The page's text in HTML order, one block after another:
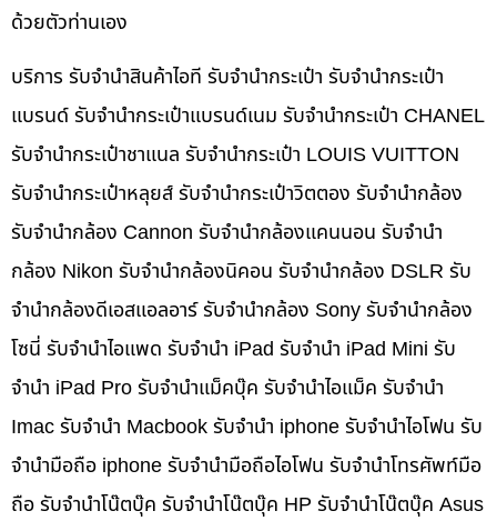
ด้วยตัวท่านเอง
บริการ รับจำนำสินค้าไอที รับจำนำกระเป๋า รับจำนำกระเป๋า
แบรนด์ รับจำนำกระเป๋าแบรนด์เนม รับจำนำกระเป๋า CHANEL
รับจำนำกระเป๋าชาแนล รับจำนำกระเป๋า LOUIS VUITTON
รับจำนำกระเป๋าหลุยส์ รับจำนำกระเป๋าวิตตอง รับจำนำกล้อง
รับจำนำกล้อง Cannon รับจำนำกล้องแคนนอน รับจำนำ
กล้อง Nikon รับจำนำกล้องนิคอน รับจำนำกล้อง DSLR รับ
จำนำกล้องดีเอสแอลอาร์ รับจำนำกล้อง Sony รับจำนำกล้อง
โซนี่ รับจำนำไอแพด รับจำนำ iPad รับจำนำ iPad Mini รับ
จำนำ iPad Pro รับจำนำแม็คบุ๊ค รับจำนำไอแม็ค รับจำนำ
Imac รับจำนำ Macbook รับจำนำ iphone รับจำนำไอโฟน รับ
จำนำมือถือ iphone รับจำนำมือถือไอโฟน รับจำนำโทรศัพท์มือ
ถือ รับจำนำโน๊ตบุ๊ค รับจำนำโน๊ตบุ๊ค HP รับจำนำโน๊ตบุ๊ค Asus